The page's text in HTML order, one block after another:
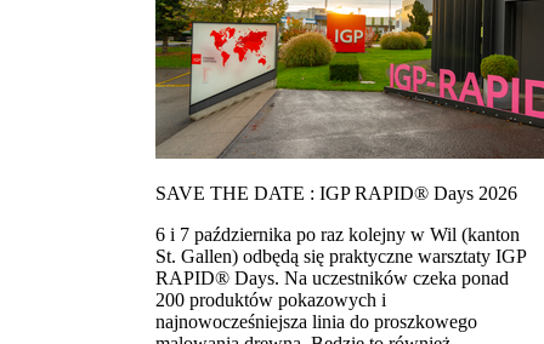
SAVE THE DATE : IGP RAPID® Days 2026
6 i 7 października po raz kolejny w Wil (kanton
St. Gallen) odbędą się praktyczne warsztaty IGP
RAPID® Days. Na uczestników czeka ponad
200 produktów pokazowych i
najnowocześniejsza linia do proszkowego